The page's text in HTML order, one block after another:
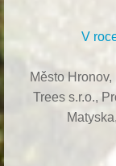
V
Město
Trees s.r.o.,
Matyska,